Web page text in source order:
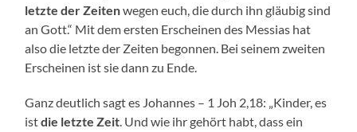
letzte der Zeitenwegen euch, die durch ihn gläubig sind
an Gott.“ Mit dem ersten Erscheinen des Messias hat
also die letzte der Zeiten begonnen. Bei seinem zweiten
Erscheinen ist sie dann zu Ende.
Ganz deutlich sagt es Johannes – 1 Joh 2,18: „Kinder, es
istdie letzte Zeit. Und wie ihr gehört habt, dass ein